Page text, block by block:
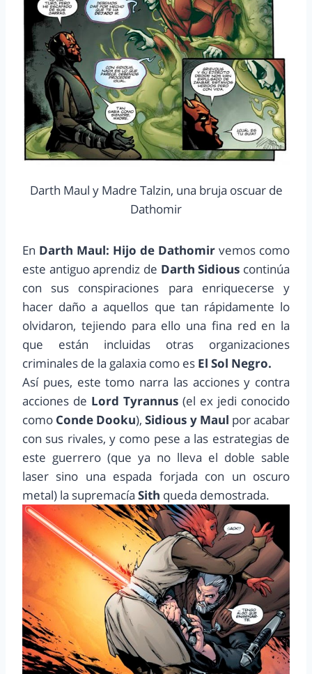
Darth Maul y Madre Talzin, una bruja oscuar de
Dathomir
En Darth Maul: Hijo de Dathomir vemos como
este antiguo aprendiz de Darth Sidious continúa
con sus conspiraciones para enriquecerse y
hacer daño a aquellos que tan rápidamente lo
olvidaron, tejiendo para ello una fina red en la
que están incluidas otras organizaciones
criminales de la galaxia como es El Sol Negro.
Así pues, este tomo narra las acciones y contra
acciones de Lord Tyrannus (el ex jedi conocido
como Conde Dooku),Sidious y Maul por acabar
con sus rivales, y como pese a las estrategias de
este guerrero (que ya no lleva el doble sable
laser sino una espada forjada con un oscuro
metal) la supremacía Sith queda demostrada.